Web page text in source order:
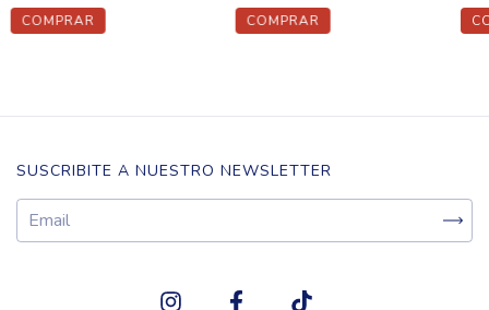
SUSCRIBITE A NUESTRO NEWSLETTER